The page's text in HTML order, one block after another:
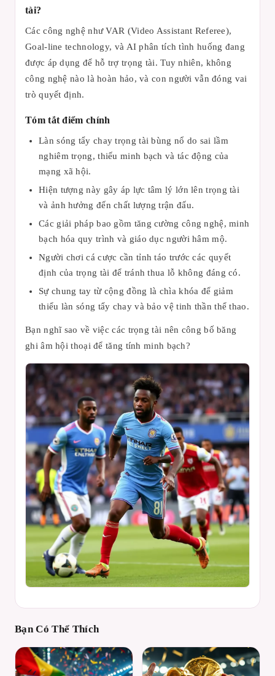
tài?
Các công nghệ như VAR (Video Assistant Referee),
Goal-line technology, và AI phân tích tình huống đang
được áp dụng để hỗ trợ trọng tài. Tuy nhiên, không
công nghệ nào là hoàn hảo, và con người vẫn đóng vai
trò quyết định.
Tóm tắt điểm chính
Làn sóng tẩy chay trọng tài bùng nổ do sai lầm
nghiêm trọng, thiếu minh bạch và tác động của
mạng xã hội.
Hiện tượng này gây áp lực tâm lý lớn lên trọng tài
và ảnh hưởng đến chất lượng trận đấu.
Các giải pháp bao gồm tăng cường công nghệ, minh
bạch hóa quy trình và giáo dục người hâm mộ.
Người chơi cá cược cần tỉnh táo trước các quyết
định của trọng tài để tránh thua lỗ không đáng có.
Sự chung tay từ cộng đồng là chìa khóa để giảm
thiểu làn sóng tẩy chay và bảo vệ tinh thần thể thao.
Bạn nghĩ sao về việc các trọng tài nên công bố băng
ghi âm hội thoại để tăng tính minh bạch?
Bạn Có Thể Thích